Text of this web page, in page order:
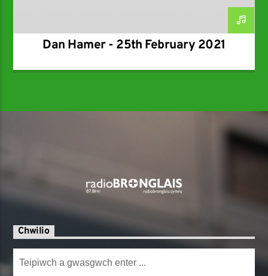
Dan Hamer - 25th February 2021
Chwilio